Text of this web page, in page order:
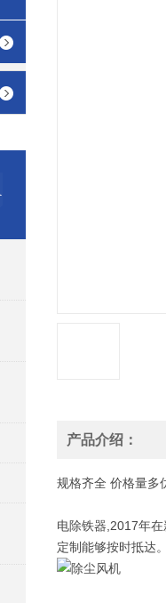
产品介绍：
规格齐全 价格量多
电除铁器,2017年
定制能够按时抵达